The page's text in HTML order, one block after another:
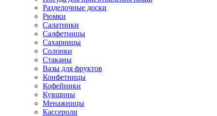
Разделочные доски
Рюмки
Салатники
Салфетницы
Сахарницы
Солонки
Стаканы
Вазы для фруктов
Конфетницы
Кофейники
Кувшины
Менажницы
Кассероли